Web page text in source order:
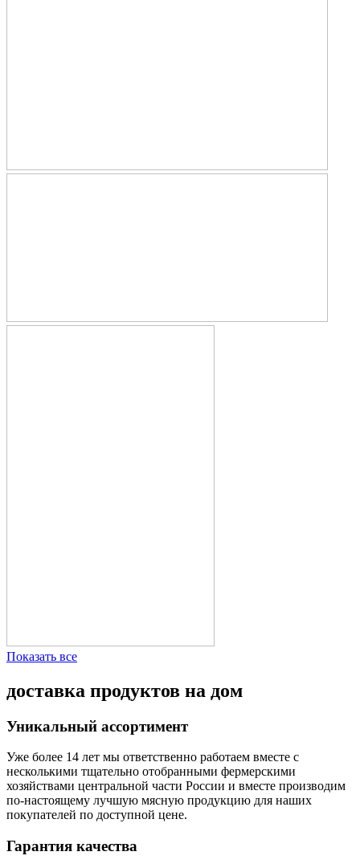
Показать все
доставка продуктов на дом
Уникальный ассортимент
Уже более 14 лет мы ответственно работаем вместе с
несколькими тщательно отобранными фермерскими
хозяйствами центральной части России и вместе производим
по-настоящему лучшую мясную продукцию для наших
покупателей по доступной цене.
Гарантия качества